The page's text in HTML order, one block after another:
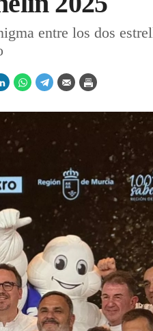
entre los dos